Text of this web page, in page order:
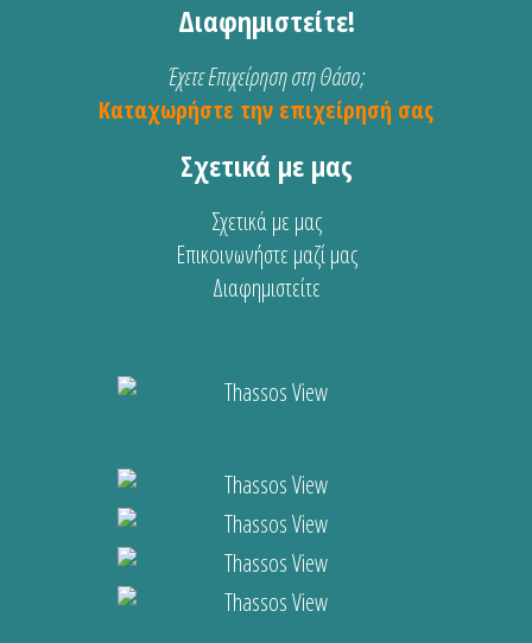
Διαφημιστείτε!
Έχετε Επιχείρηση στη Θάσο;
Καταχωρήστε την επιχείρησή σας
Σχετικά με μας
Σχετικά με μας
Επικοινωνήστε μαζί μας
Διαφημιστείτε